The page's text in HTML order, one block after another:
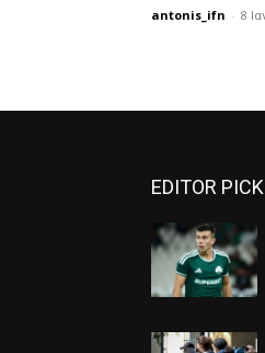
antonis_ifn - 8
EDITOR